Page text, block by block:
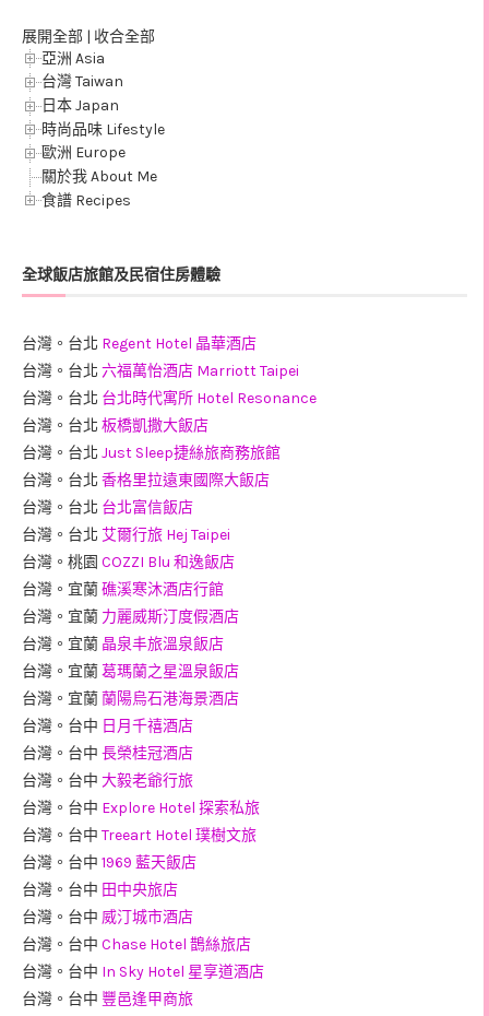
展開全部 | 收合全部
亞洲 Asia
台灣 Taiwan
日本 Japan
時尚品味 Lifestyle
歐洲 Europe
關於我 About Me
食譜 Recipes
全球飯店旅館及民宿住房體驗
台灣。台北 Regent Hotel 晶華酒店
台灣。台北 六福萬怡酒店 Marriott Taipei
台灣。台北 台北時代寓所 Hotel Resonance
台灣。台北 板橋凱撒大飯店
台灣。台北 Just Sleep捷絲旅商務旅館
台灣。台北 香格里拉遠東國際大飯店
台灣。台北 台北富信飯店
台灣。台北 艾爾行旅 Hej Taipei
台灣。桃園 COZZI Blu 和逸飯店
台灣。宜蘭礁溪寒沐酒店行館
台灣。宜蘭 力麗威斯汀度假酒店
台灣。宜蘭 晶泉丰旅溫泉飯店
台灣。宜蘭葛瑪蘭之星溫泉飯店
台灣。宜蘭蘭陽烏石港海景酒店
台灣。台中 日月千禧酒店
台灣。台中 長榮桂冠酒店
台灣。台中 大毅老爺行旅
台灣。台中 Explore Hotel 探索私旅
台灣。台中 Treeart Hotel 璞樹文旅
台灣。台中 1969 藍天飯店
台灣。台中 田中央旅店
台灣。台中 威汀城市酒店
台灣。台中 Chase Hotel 鵲絲旅店
台灣。台中 In Sky Hotel 星享道酒店
台灣。台中 豐邑逢甲商旅